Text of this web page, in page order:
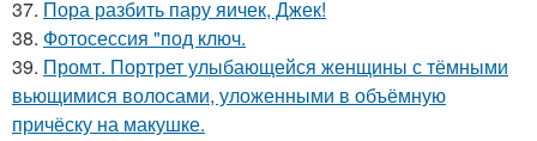
37. Пора разбить пару яичек, Джек!
38. Фотосессия "под ключ.
39. Промт. Портрет улыбающейся женщины с тёмными
вьющимися волосами, уложенными в объёмную
причёску на макушке.